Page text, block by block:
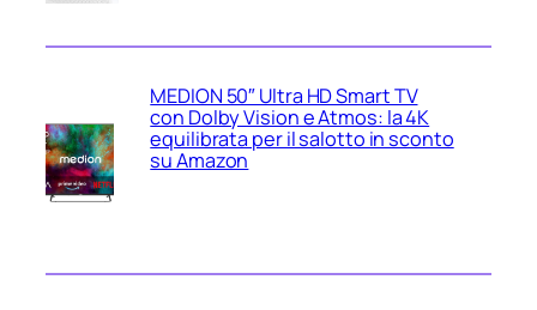
MEDION 50″ Ultra HD Smart TV
con Dolby Vision e Atmos: la 4K
equilibrata per il salotto in sconto
su Amazon